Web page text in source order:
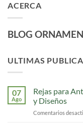
ACERCA
BLOG
ULTIMAS
07
Ago
Rejas para
y Diseños
Comentarios